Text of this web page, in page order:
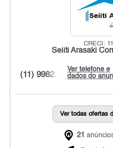
CRECI:
Seiiti Arasaki
Ver telefone e
dados do
(11) 9982...
Ver todas ofertas
21